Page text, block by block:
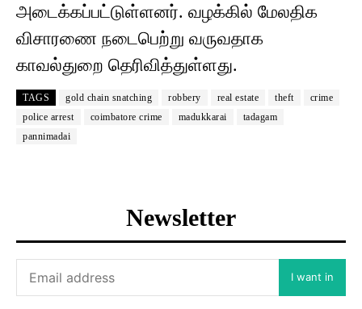
அடைக்கப்பட்டுள்ளனர். வழக்கில் மேலதிக
விசாரணை நடைபெற்று வருவதாக
காவல்துறை தெரிவித்துள்ளது.
TAGS gold chain snatching robbery real estate theft
crime
police arrest
coimbatore crime madukkarai
tadagam
pannimadai
Newsletter
I want in